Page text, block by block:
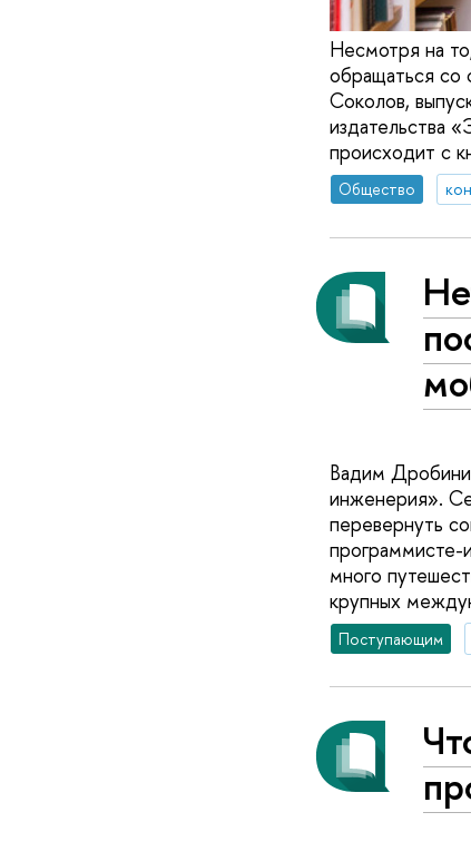
Несмотря на
обращаться со
Соколов,
издательства
происходит с
Общество
Вадим
инженерия».
перевернуть
программисте-
много
крупных
Поступающим